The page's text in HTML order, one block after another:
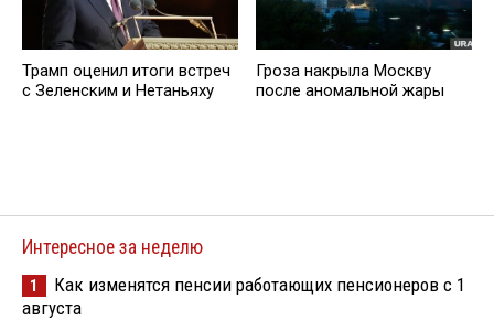
Трамп оценил итоги встреч
с Зеленским и Нетаньяху
Гроза накрыла Москву
после аномальной жары
Интересное за неделю
1
Как изменятся пенсии работающих пенсионеров с 1
августа